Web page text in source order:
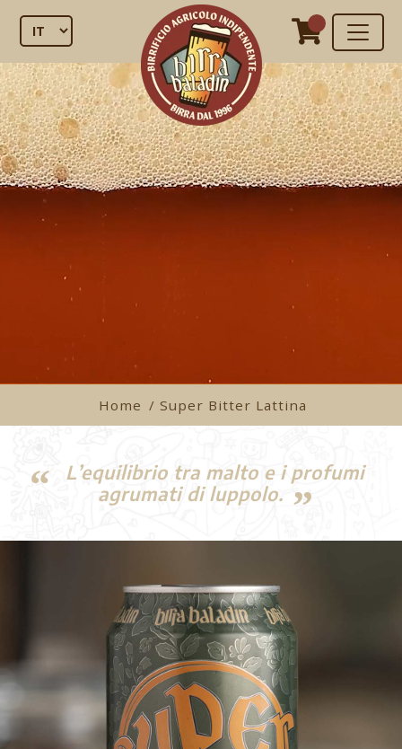
Home / Super Bitter Lattina
L’equilibrio tra malto e i profumi
agrumati di luppolo.